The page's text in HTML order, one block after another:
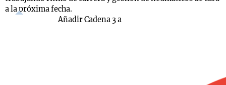
a la próxima fecha.
Añadir Cadena 3 a